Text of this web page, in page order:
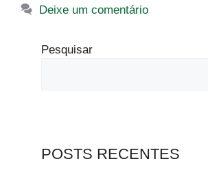
Deixe um comentário
Pesquisar
POSTS RECENTES